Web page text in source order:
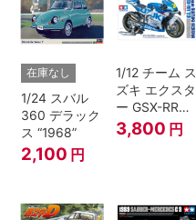
在庫なし
1/24 スバル
360 デラック
ス “1968”
2,100 円
1/12 チーム ス
ズキ エクスタ
ー GSX-RR
'20
3,800 円